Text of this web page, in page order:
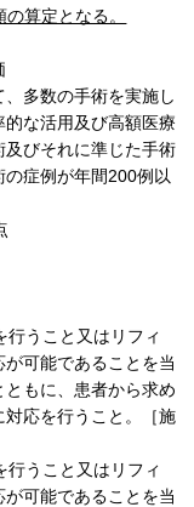
算定となる。
多数の⼿術を実施し
な活⽤及び⾼額医療
びそれに準じた⼿術
症例が年間200例以
⾏うこと⼜はリフィ
可能であることを当
もに、患者から求め
応を⾏うこと。［施
⾏うこと⼜はリフィ
可能であることを当